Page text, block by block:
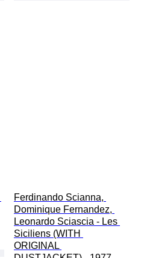
Ferdinando Scianna,
Dominique Fernandez,
Leonardo Sciascia - Les
Siciliens (WITH
ORIGINAL